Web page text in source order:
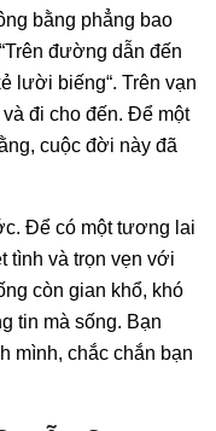
bằng phẳng bao
đường dẫn đến
lười biếng“. Trên vạn
đi cho đến. Để một
cuộc đời này đã
Để có một tương lai
tình và trọn vẹn với
còn gian khổ, khó
tin mà sống. Bạn
mình, chắc chắn bạn